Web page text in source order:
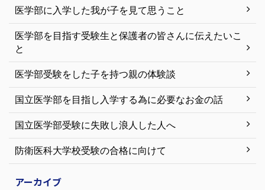
医学部に入学した我が子を見て思うこと
医学部を目指す受験生と保護者の皆さんに伝えたいこ
と
医学部受験をした子を持つ親の体験談
国立医学部を目指し入学する為に必要なお金の話
国立医学部受験に失敗し浪人した人へ
防衛医科大学校受験の合格に向けて
アーカイブ